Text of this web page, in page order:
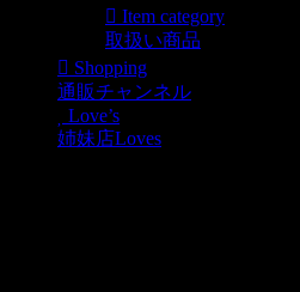
Item category
取扱い商品
Shopping
通販チャンネル
Love’s
姉妹店Loves